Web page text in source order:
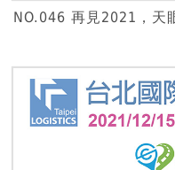
NO.046 再見2021，天